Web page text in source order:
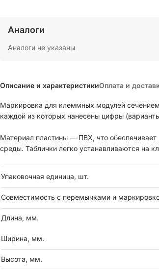
Аналоги
Аналоги не указаны
Описание и характеристикиОплата и
Маркировка для клеммных модулей
каждой из которых нанесены цифры
Материал пластины — ПВХ, что
среды. Таблички легко устанавливаются на
Упаковочная единица, шт.
Совместимость с перемычками и
Длина, мм.
Ширина, мм.
Высота, мм.